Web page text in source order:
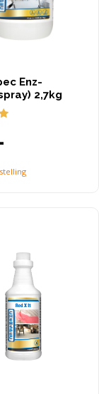
Enz-
2,7kg